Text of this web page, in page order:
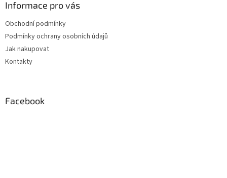
Informace pro vás
Obchodní podmínky
Podmínky ochrany osobních údajů
Jak nakupovat
Kontakty
Facebook